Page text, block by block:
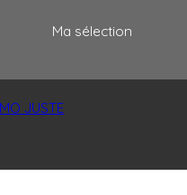
Ma sélection